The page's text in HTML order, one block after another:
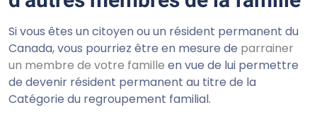
Si vous êtes un citoyen ou un résident permanent du
Canada, vous pourriez être en mesure de parrainer
un membre de votre famille en vue de lui permettre
de devenir résident permanent au titre de la
Catégorie du regroupement familial.